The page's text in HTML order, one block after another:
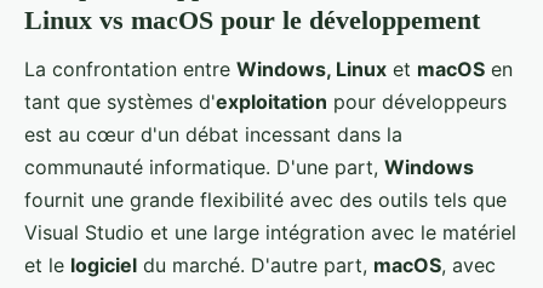
Linux vs macOS pour le développement
La confrontation entre Windows, Linux et macOS en
tant que systèmes d'exploitation pour développeurs
est au cœur d'un débat incessant dans la
communauté informatique. D'une part, Windows
fournit une grande flexibilité avec des outils tels que
Visual Studio et une large intégration avec le matériel
et le logiciel du marché. D'autre part, macOS, avec